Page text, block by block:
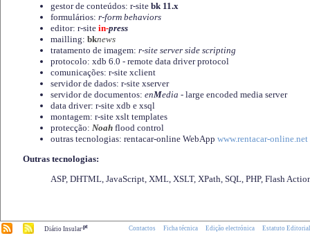
gestor de conteúdos: r-site bk 11.x
formulários: r-form behaviors
editor: r-site in-press
mailling: bknews
tratamento de imagem: r-site server side scripting
protocolo: xdb 6.0 - remote data driver protocol
comunicações: r-site xclient
servidor de dados: r-site xserver
servidor de documentos: enMedia - large encoded media server
data driver: r-site xdb e xsql
montagem: r-site xslt templates
protecção: Noah flood control
outras tecnologias: rentacar-online WebApp www.rentacar-online.net
Outras tecnologias:
ASP, DHTML, JavaScript, XML, XSLT, XPath, SQL, PHP, Flash
Diário Insular.pt Contactos Ficha técnica Edição electrónica Estatuto Editorial